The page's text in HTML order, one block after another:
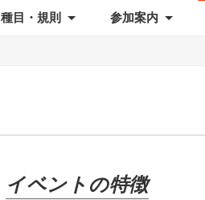
種目・規則 参加案内
イベントの特徴